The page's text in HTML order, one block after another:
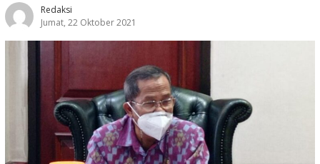
Redaksi
Jumat, 22 Oktober 2021